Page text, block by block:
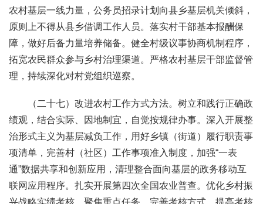
农村基层一线力量，公务员招录计划向县乡基层机关倾斜，
原则上不得从县乡借调工作人员。落实村干部基本报酬保
障，做好后备力量培养储备。健全村级议事协商机制程序，
拓宽农民群众参与乡村治理渠道。严格农村基层干部监督管
理，持续深化对村党组织巡察。
（二十七）改进农村工作方式方法。树立和践行正确政
绩观，结合实际、因地制宜，自觉按规律办事。深入开展整
治形式主义为基层减负工作，用好乡镇（街道）履行职责事
项清单，完善村（社区）工作事项准入制度，加强“一表
通”数据共享和创新应用，清理整合面向基层的政务移动互
联网应用程序。扎实开展第四次全国农业普查。优化乡村振
兴战略实绩考核，聚焦重点任务，完善考核方式，提高考核